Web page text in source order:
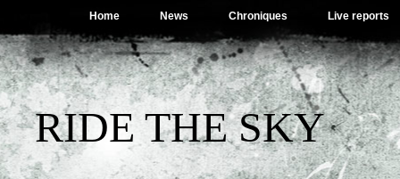
Home News Chroniques Live reports
RIDE THE SKY